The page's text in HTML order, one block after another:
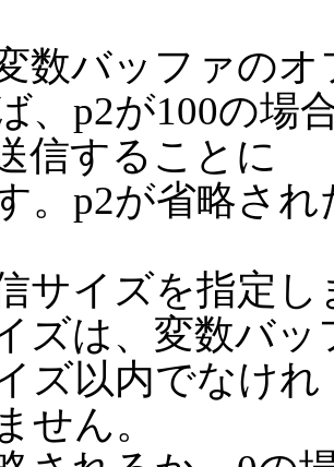
数バッファの
、p2が100の場
信することに
。p2が省略さ
サイズを指定し
ズは、変数バ
ズ以内でなけれ
せん。